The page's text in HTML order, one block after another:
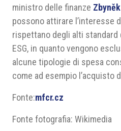
ministro delle finanze
possono attirare l’interesse
rispettano degli alti
ESG, in quanto vengono
alcune tipologie di spesa
come ad esempio l’acquisto
Fonte:mfcr.cz
Fonte fotografia: Wikimedia